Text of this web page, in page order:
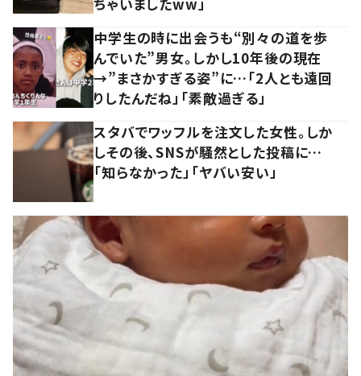
中学生の時に出会うも“別々の道を歩
んでいた”男女。しかし10年後の現在
→”まさかすぎる姿”に…「2人とも遠回
りしたんだね」「素敵過ぎる」
スタバでワッフルを注文した女性。しか
しその後、SNSが騒然とした投稿に…
「知らなかった」「ヤバい安い」